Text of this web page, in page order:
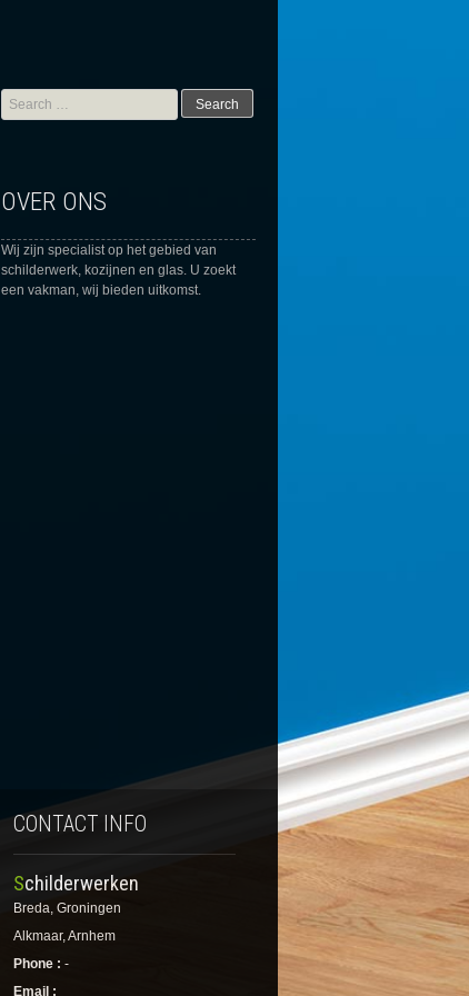
Search
for:
OVER ONS
Wij zijn specialist op het gebied van
schilderwerk, kozijnen en glas. U zoekt
een vakman, wij bieden uitkomst.
CONTACT INFO
Schilderwerken
Breda, Groningen
Alkmaar, Arnhem
Phone : -
Email :